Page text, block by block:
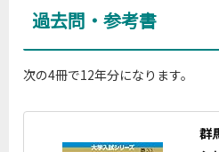
過去問・参考書
次の4冊で12年分になります。
群